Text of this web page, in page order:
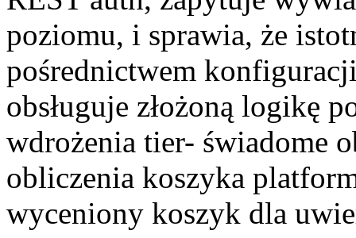
poziomu, i sprawia, że
pośrednictwem
obsługuje złożoną logikę
wdrożenia tier- świadome
obliczenia koszyka
wyceniony koszyk dla